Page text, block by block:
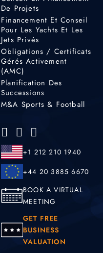
De Projets
Financement Et Conseil
Pour Les Yachts Et Les
Jets Privés
Obligations / Certificats
Gérés Activement
(AMC)
Planification Des
Successions
M&A Sports & Football
+1 212 210 1940
+44 20 3885 6670
BOOK A VIRTUAL
MEETING
GET FREE
BUSINESS
VALUATION